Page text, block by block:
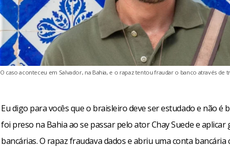
O caso aconteceu em Salvador, na Bahia, e o rapaz tentou fraudar o banco através de
Eu digo para vocês que o braisleiro deve ser estudado e não é
foi preso na Bahia ao se passar pelo ator Chay Suede e
bancárias. O rapaz fraudava dados e abriu uma conta bancária